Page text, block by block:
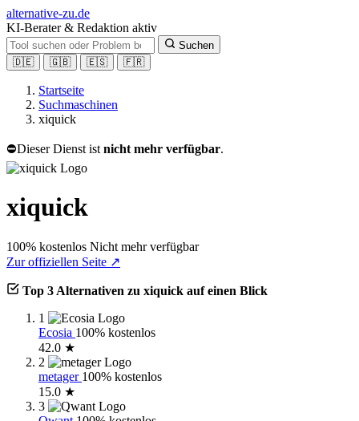
alternative-zu.de
KI-Berater & Redaktion aktiv
Suchen
🇩🇪
🇬🇧 🇪🇸 🇫🇷
Startseite
Suchmaschinen
xiquick
⛔Dieser Dienst ist nicht mehr verfügbar.
xiquick
100% kostenlos Nicht mehr verfügbar
Zur offiziellen Seite ↗
Top 3 Alternativen zu xiquick auf einen Blick
1
Ecosia 100% kostenlos
42.0 ★
2
metager 100% kostenlos
15.0 ★
3